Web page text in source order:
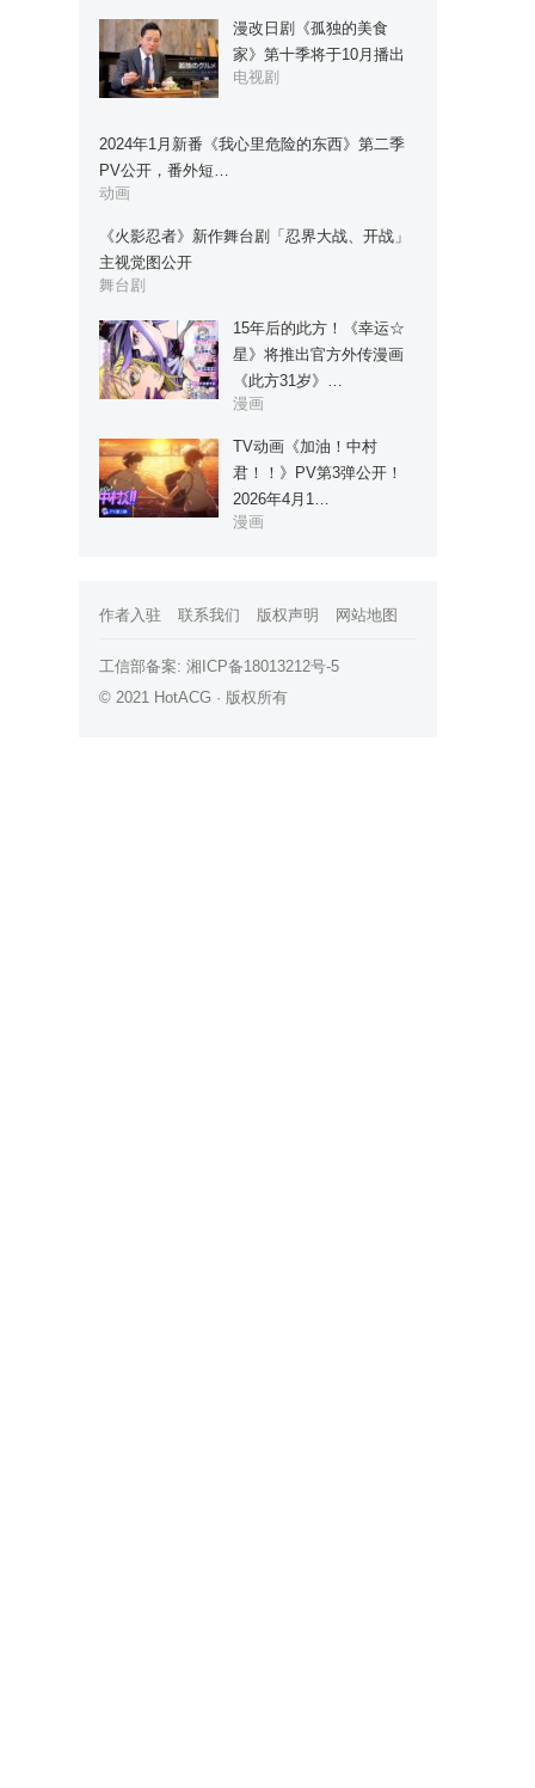
漫改日剧《孤独的美食
家》第十季将于10月播出
电视剧
2024年1月新番《我心里危险的东西》第二季
PV公开，番外短…
动画
《火影忍者》新作舞台剧「忍界大战、开战」
主视觉图公开
舞台剧
15年后的此方！《幸运☆
星》将推出官方外传漫画
《此方31岁》…
漫画
TV动画《加油！中村
君！！》PV第3弹公开！
2026年4月1…
漫画
作者入驻 联系我们 版权声明 网站地图
工信部备案: 湘ICP备18013212号-5
© 2021 HotACG · 版权所有